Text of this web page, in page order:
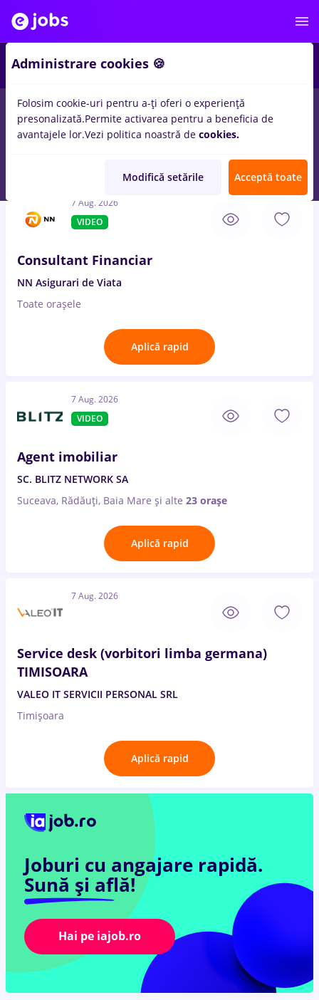
Salarii Fără experiență Entry-Level (< 2 ani)
7 Aug. 2026
VIDEO
Consultant Financiar
NN Asigurari de Viata
Toate oraşele
Aplică rapid
7 Aug. 2026
VIDEO
Agent imobiliar
SC. BLITZ NETWORK SA
Suceava, Rădăuți, Baia Mare și alte 23 orașe
Aplică rapid
7 Aug. 2026
Service desk (vorbitori limba germana)
TIMISOARA
VALEO IT SERVICII PERSONAL SRL
Timișoara
Aplică rapid
Joburi cu angajare rapidă.
Sună și află!
Hai pe iajob.ro
Administrare cookies 🍪
Folosim cookie-uri pentru a-ți oferi o experiență
presonalizată.Permite activarea pentru a beneficia de
avantajele lor.Vezi politica noastră de cookies.
Modifică setările Acceptă toate